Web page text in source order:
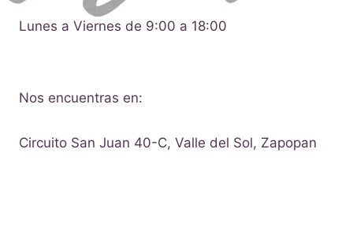
Lunes a Viernes de 9:00 a 18:00
Nos encuentras en:
Circuito San Juan 40-C, Valle del Sol, Zapopan